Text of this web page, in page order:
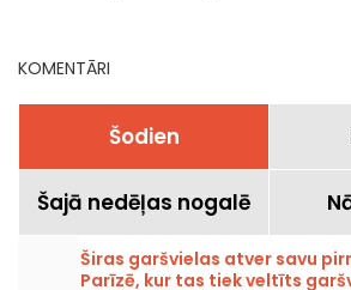
KOMENTĀRI
Šodien
Šajā nedēļas nogalē
Širas garšvielas atver savu
Parīzē, kur tas tiek veltīts